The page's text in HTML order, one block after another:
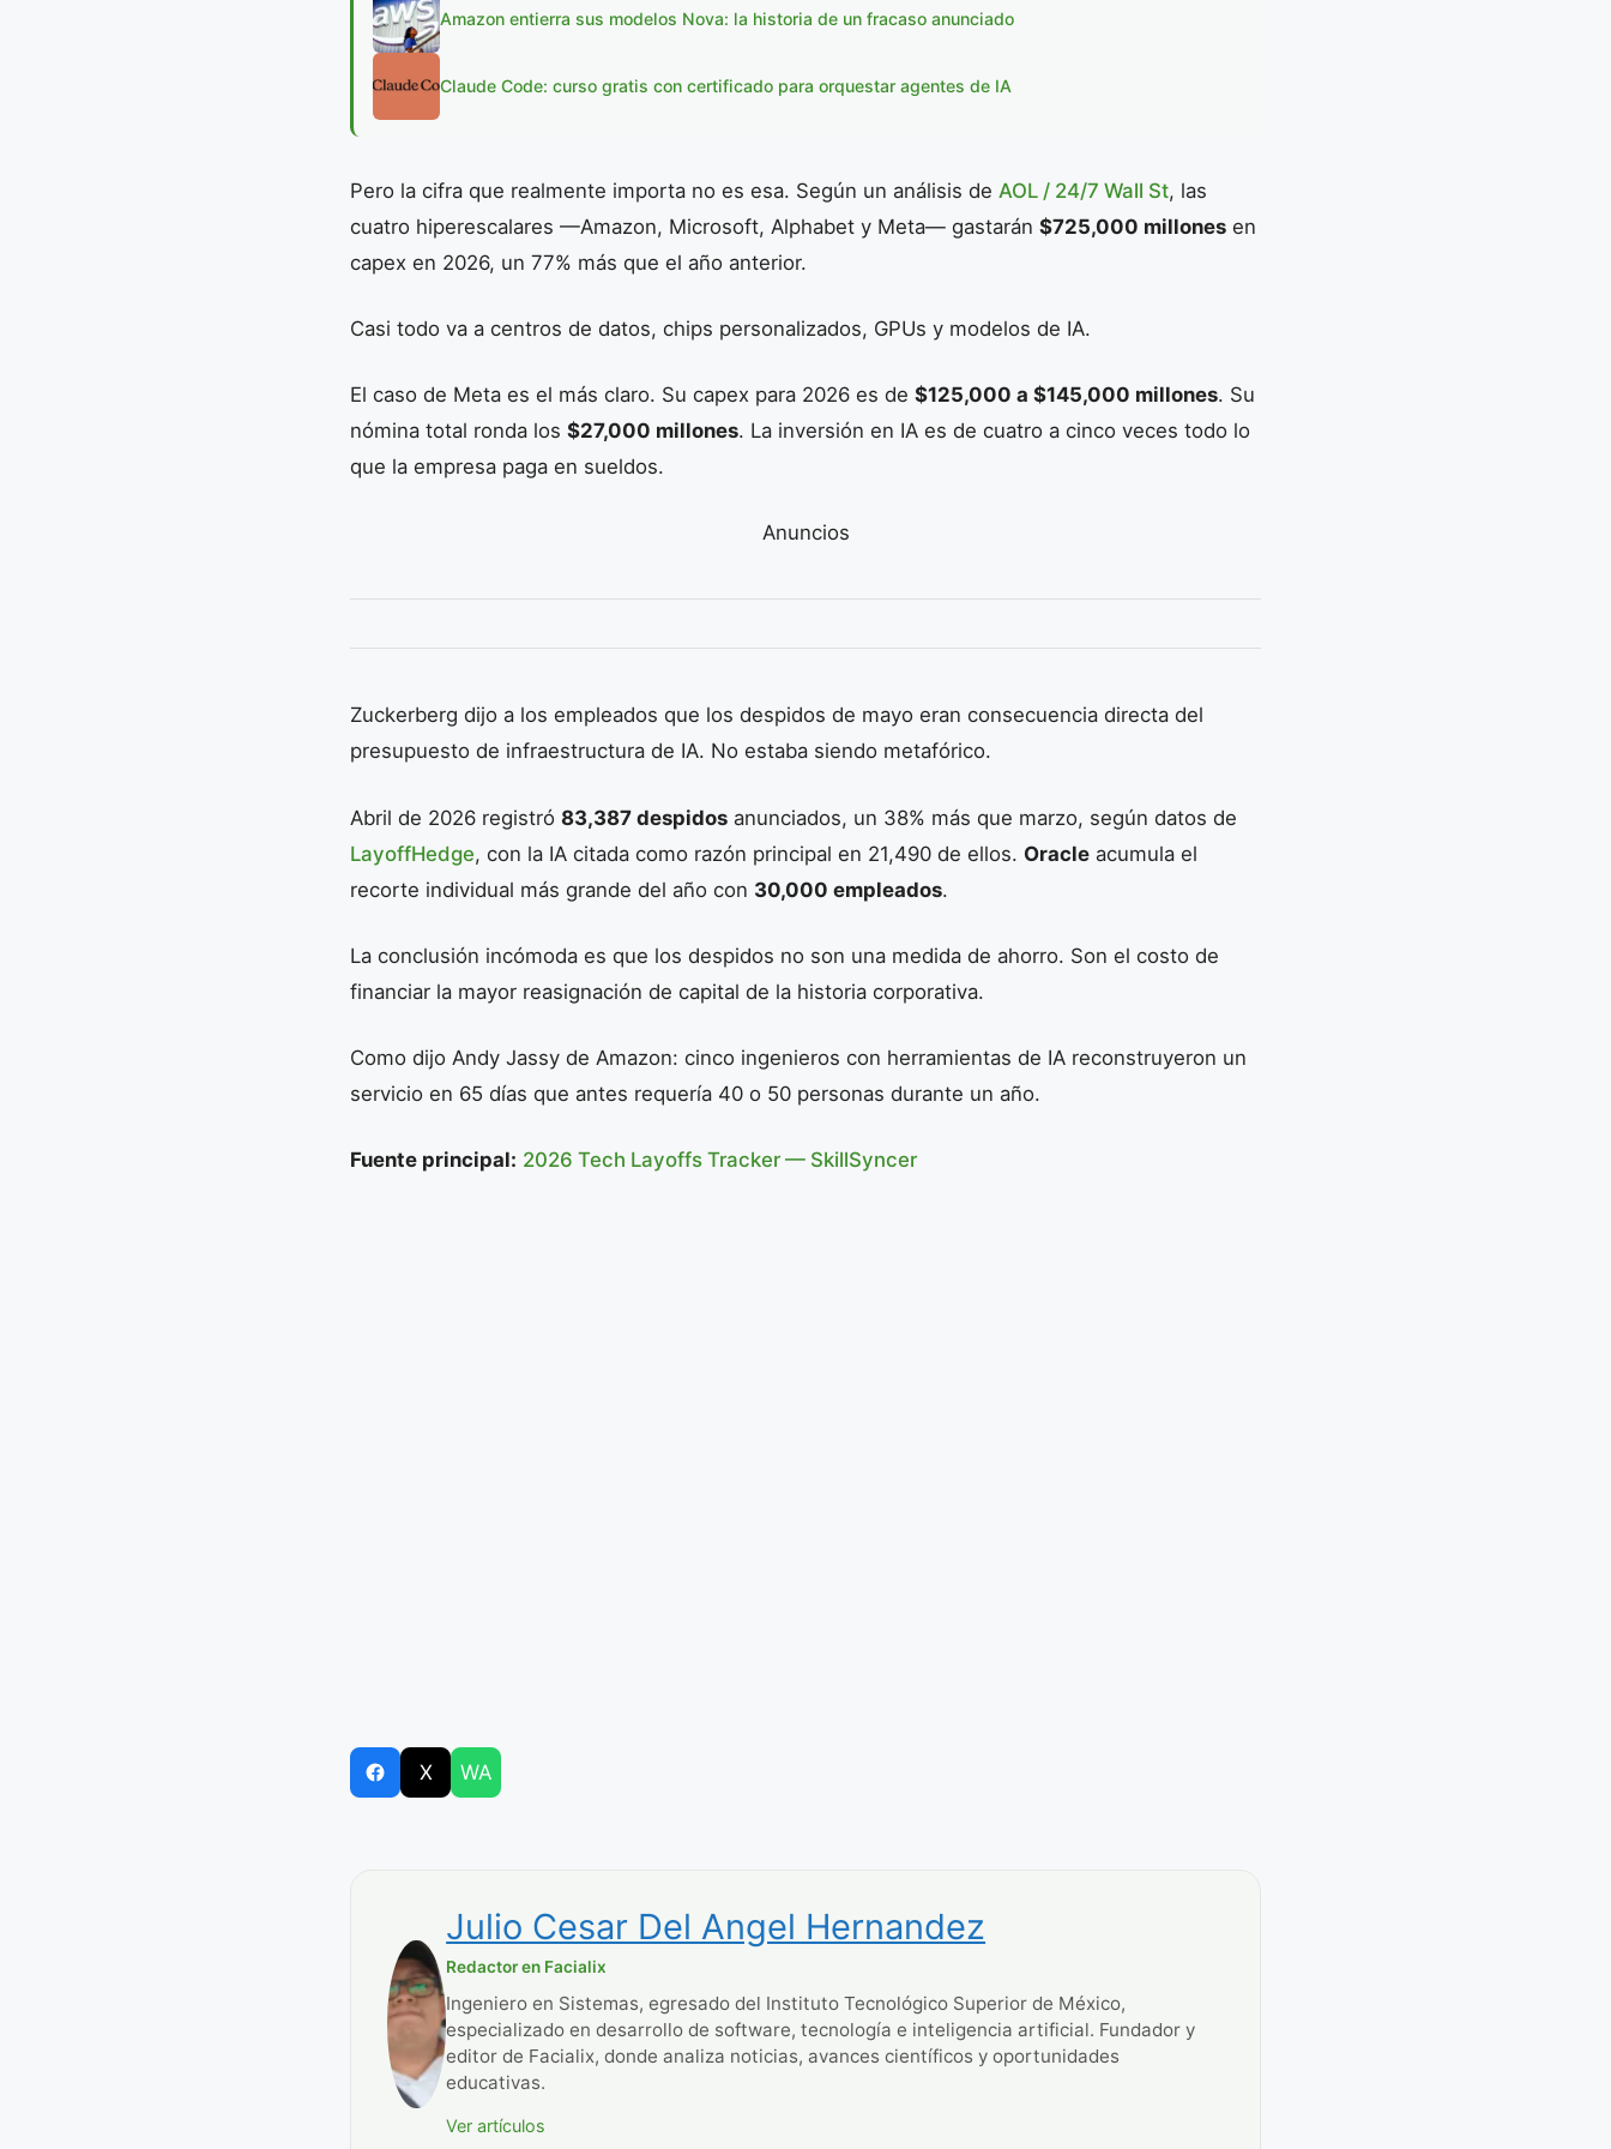
Amazon entierra sus modelos Nova: la historia de un fracaso anunciado
Claude Code: curso gratis con certificado para orquestar agentes de IA
Pero la cifra que realmente importa no es esa. Según un análisis de AOL / 24/7 Wall St, las
cuatro hiperescalares —Amazon, Microsoft, Alphabet y Meta— gastarán $725,000 millones en
capex en 2026, un 77% más que el año anterior.
Casi todo va a centros de datos, chips personalizados, GPUs y modelos de IA.
El caso de Meta es el más claro. Su capex para 2026 es de $125,000 a $145,000 millones. Su
nómina total ronda los $27,000 millones. La inversión en IA es de cuatro a cinco veces todo lo
que la empresa paga en sueldos.
Anuncios
Zuckerberg dijo a los empleados que los despidos de mayo eran consecuencia directa del
presupuesto de infraestructura de IA. No estaba siendo metafórico.
Abril de 2026 registró 83,387 despidos anunciados, un 38% más que marzo, según datos de
LayoffHedge, con la IA citada como razón principal en 21,490 de ellos. Oracle acumula el
recorte individual más grande del año con 30,000 empleados.
La conclusión incómoda es que los despidos no son una medida de ahorro. Son el costo de
financiar la mayor reasignación de capital de la historia corporativa.
Como dijo Andy Jassy de Amazon: cinco ingenieros con herramientas de IA reconstruyeron un
servicio en 65 días que antes requería 40 o 50 personas durante un año.
Fuente principal: 2026 Tech Layoffs Tracker — SkillSyncer
X WA
Julio Cesar Del Angel Hernandez
Redactor en Facialix
Ingeniero en Sistemas, egresado del Instituto Tecnológico Superior de México,
especializado en desarrollo de software, tecnología e inteligencia artificial. Fundador y
editor de Facialix, donde analiza noticias, avances científicos y oportunidades
educativas.
Ver artículos